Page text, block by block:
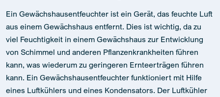
Ein Gewächshausentfeuchter ist ein Gerät, das feuchte Luft
aus einem Gewächshaus entfernt. Dies ist wichtig, da zu
viel Feuchtigkeit in einem Gewächshaus zur Entwicklung
von Schimmel und anderen Pflanzenkrankheiten führen
kann, was wiederum zu geringeren Ernteerträgen führen
kann. Ein Gewächshausentfeuchter funktioniert mit Hilfe
eines Luftkühlers und eines Kondensators. Der Luftkühler